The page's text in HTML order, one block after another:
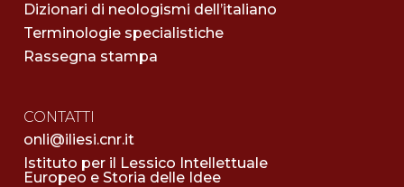
Dizionari di neologismi dell’italiano
Terminologie specialistiche
Rassegna stampa
CONTATTI
onli@iliesi.cnr.it
Istituto per il Lessico Intellettuale
Europeo e Storia delle Idee